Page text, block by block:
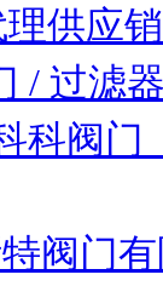
供应
/ 过滤
科阀
阀门